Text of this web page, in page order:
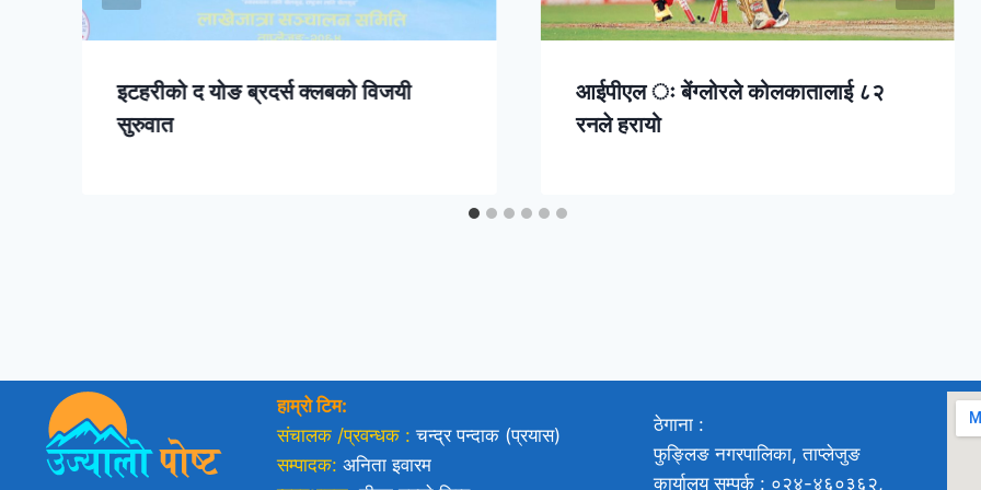
इटहरीको द योङ ब्रदर्स क्लबको विजयी
सुरुवात
आईपीएल ः बेंग्लोरले कोलकातालाई ८२
रनले हरायो
हाम्रो टिम:
संचालक /प्रवन्धक : चन्द्र पन्दाक (प्रयास)
सम्पादक: अनिता इवारम
ठेगाना :
फुङ्लिङ नगरपालिका, ताप्लेजुङ
कार्यालय सम्पर्क : ०२४-४६०३६२,